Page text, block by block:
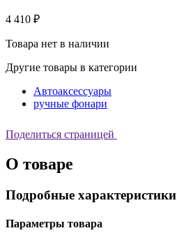
4 410 ₽
Товара нет в наличии
Другие товары в категории
Автоаксессуары
ручные фонари
Поделиться страницей
О товаре
Подробные характеристики
Параметры товара